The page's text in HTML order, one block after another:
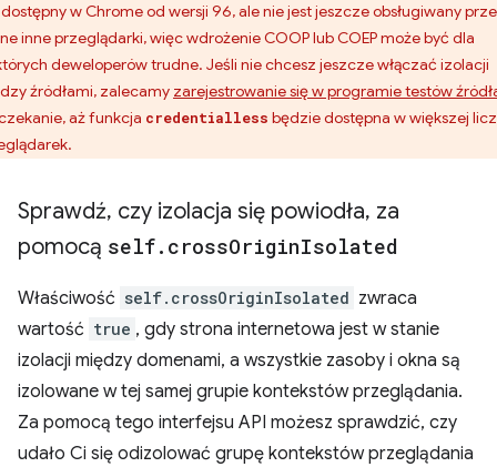
w Chrome od wersji 96, ale nie jest jeszcze obsługiwany
inne przeglądarki, więc wdrożenie COOP lub COEP może być dla
deweloperów trudne. Jeśli nie chcesz jeszcze włączać izolacji
źródłami, zalecamy zarejestrowanie się w programie testów
aż funkcja credentialless będzie dostępna w większej
Sprawdź, czy izolacja się powiodła, za
pomocą self. crossOriginIsolated
Właściwość self.crossOriginIsolated zwraca
wartość true , gdy strona internetowa jest w stanie
izolacji między domenami, a wszystkie zasoby i okna są
izolowane w tej samej grupie kontekstów przeglądania.
Za pomocą tego interfejsu API możesz sprawdzić, czy
udało Ci się odizolować grupę kontekstów przeglądania